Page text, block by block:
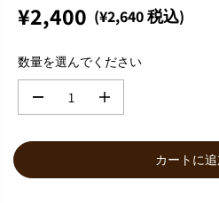
通
価
格
¥2,400 (¥2,640 税込)
数量を選んでください
数
カートに